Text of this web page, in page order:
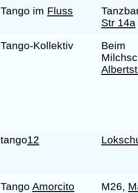
Tango im Fluss
Str 14a
Tango-Kollektiv
Beim
tango12
Tango Amorcito M26,